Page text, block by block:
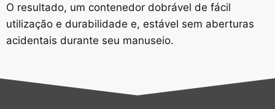
O resultado, um contenedor dobrável de fácil
utilização e durabilidade e, estável sem aberturas
acidentais durante seu manuseio.